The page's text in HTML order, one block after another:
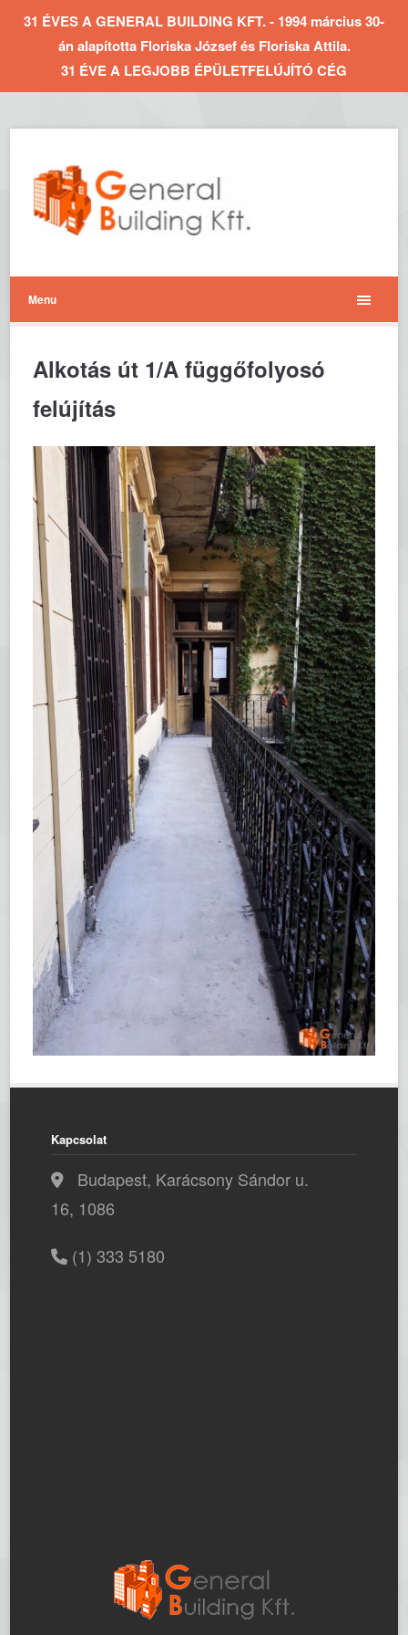
31 ÉVES A GENERAL BUILDING KFT. - 1994 március 30-
án alapította Floriska József és Floriska Attila.
31 ÉVE A LEGJOBB ÉPÜLETFELÚJÍTÓ CÉG
Menu
Alkotás út 1/A függőfolyosó
felújítás
Kapcsolat
Budapest, Karácsony Sándor u.
16, 1086
(1) 333 5180